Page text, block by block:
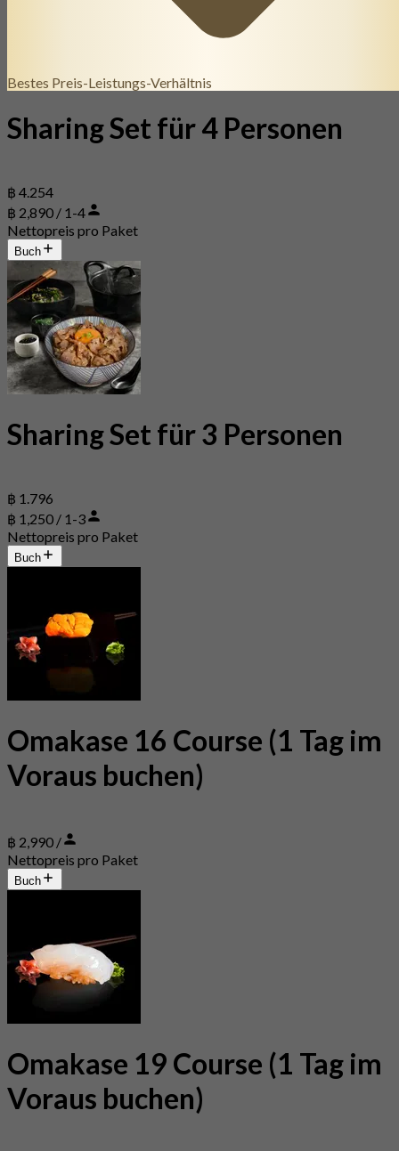
Bestes Preis-Leistungs-Verhältnis
Sharing Set für 4 Personen
฿ 4.254
฿ 2,890 / 1-4
Nettopreis pro Paket
Buch
Sharing Set für 3 Personen
฿ 1.796
฿ 1,250 / 1-3
Nettopreis pro Paket
Buch
Omakase 16 Course (1 Tag im
Voraus buchen)
฿ 2,990 /
Nettopreis pro Paket
Buch
Omakase 19 Course (1 Tag im
Voraus buchen)